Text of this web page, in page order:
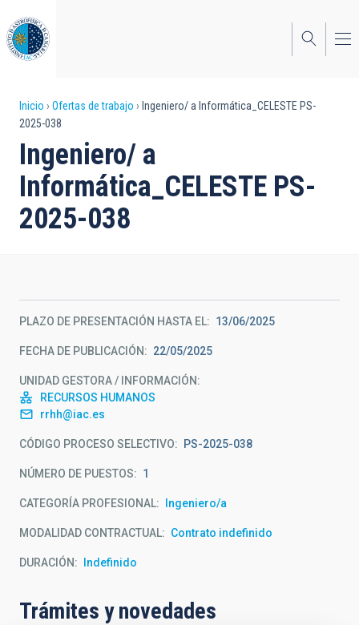
al
contenido
principal
Sobrescribir
enlaces
de
ayuda
a
Inicio Ofertas de trabajo
Ingeniero/ a Informática_CELESTE PS-
2025-038
Ingeniero/ a
Informática_CELESTE PS-
2025-038
PLAZO DE PRESENTACIÓN HASTA EL 13/06/2025
FECHA DE PUBLICACIÓN 22/05/2025
UNIDAD GESTORA / INFORMACIÓN
RECURSOS HUMANOS
rrhh@iac.es
CÓDIGO PROCESO SELECTIVO PS-2025-038
NÚMERO DE PUESTOS 1
CATEGORÍA PROFESIONAL Ingeniero/a
MODALIDAD CONTRACTUAL Contrato indefinido
DURACIÓN Indefinido
Trámites y novedades